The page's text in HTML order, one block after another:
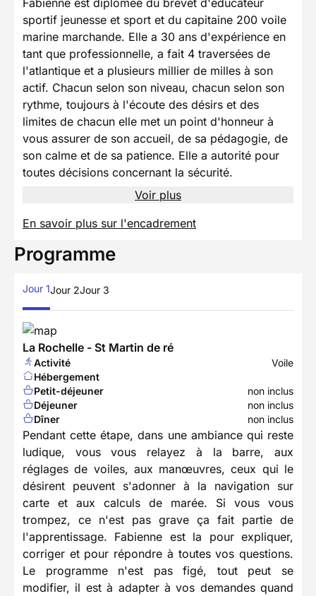
Fabienne est diplômée du brevet d'éducateur
sportif jeunesse et sport et du capitaine 200 voile
marine marchande. Elle a 30 ans d'expérience en
tant que professionnelle, a fait 4 traversées de
l'atlantique et a plusieurs millier de milles à son
actif. Chacun selon son niveau, chacun selon son
rythme, toujours à l'écoute des désirs et des
limites de chacun elle met un point d'honneur à
vous assurer de son accueil, de sa pédagogie, de
son calme et de sa patience. Elle a autorité pour
toutes décisions concernant la sécurité.
Voir plus
En savoir plus sur l'encadrement
Programme
Jour 1Jour 2Jour 3
La Rochelle - St Martin de ré
Activité
Voile
Hébergement
Petit-déjeuner
non inclus
Déjeuner
non inclus
Dîner
non inclus
Pendant cette étape, dans une ambiance qui reste
ludique, vous vous relayez à la barre, aux
réglages de voiles, aux manœuvres, ceux qui le
désirent peuvent s'adonner à la navigation sur
carte et aux calculs de marée. Si vous vous
trompez, ce n'est pas grave ça fait partie de
l'apprentissage. Fabienne est la pour expliquer,
corriger et pour répondre à toutes vos questions.
Le programme n'est pas figé, tout peut se
modifier, il est à adapter à vos demandes quand